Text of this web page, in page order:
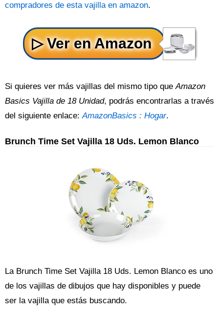
compradores de esta vajilla en amazon.
Si quieres ver más vajillas del mismo tipo queAmazon
Basics Vajilla de 18 Unidad, podrás encontrarlas a través
del siguiente enlace:AmazonBasics : Hogar.
Brunch Time Set Vajilla 18 Uds. Lemon Blanco
La Brunch Time Set Vajilla 18 Uds. Lemon Blanco es uno
de los vajillas de dibujos que hay disponibles y puede
ser la vajilla que estás buscando.